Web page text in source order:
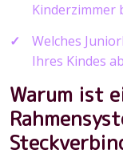
Kinderzimmer
Welches
Ihres Kindes
Warum ist